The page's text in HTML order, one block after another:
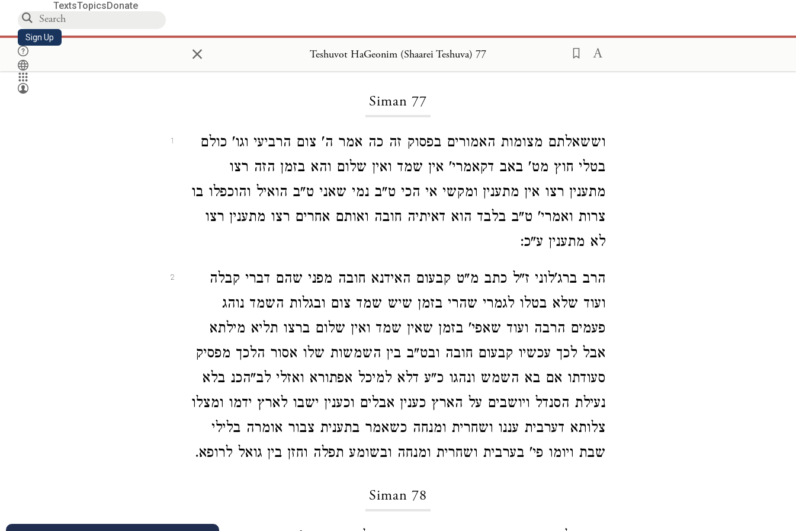
TextsTopicsDonate
Sign Up × Teshuvot HaGeonim (Shaarei Teshuva) 77
Siman 77
1
וששאלתם מצומות האמורים בפסוק זה כה אמר ה' צום הרביעי וגו' כולם
בטלי חוץ מט' באב דקאמרי' אין שמד ואין שלום והא בזמן הזה רצו
מתענין רצו אין מתענין ומקשי אי הכי ט"ב נמי שאני ט"ב הואיל והוכפלו בו
צרות ואמרי' ט"ב בלבד הוא דאיתיה חובה ואותם אחרים רצו מתענין רצו
לא מתענין ע"כ:
2
הרב ברג'לוני ז"ל כתב מ"ט קבעום האידנא חובה מפני שהם דברי קבלה
ועוד שלא בטלו לגמרי שהרי בזמן שיש שמד צום ובגלות השמד נוהג
פעמים הרבה ועוד שאפי' בזמן שאין שמד ואין שלום ברצו תליא מילתא
אבל לכך עכשיו קבעום חובה ובט"ב בין השמשות שלו אסור הלכך מפסיק
סעודתו אם בא השמש ונהגו כ"ע דלא למיכל אפתורא ואזלי לב"הכנ בלא
נעילת הסנדל ויושבים על הארץ כענין אבלים וכענין ישבו לארץ ידמו ומצלו
צלותא דערבית עננו ושחרית ומנחה כשאמר בתענית צבור אומרה בלילי
שבת ויומו פי' בערבית ושחרית ומנחה ובשומע תפלה וחזן בין גואל לרופא.
Siman 78